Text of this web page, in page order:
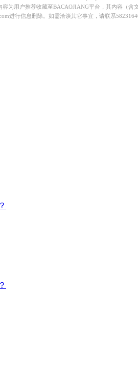
容为用户推荐收藏至BACAOJIANG平台，其内容（
进行信息删除。如需洽谈其它事宜，请联系